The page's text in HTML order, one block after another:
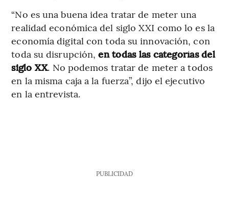
“No es una buena idea tratar de meter una
realidad económica del siglo XXI como lo es la
economía digital con toda su innovación, con
toda su disrupción,en todas las categorías del
siglo XX. No podemos tratar de meter a todos
en la misma caja a la fuerza”, dijo el ejecutivo
en la entrevista.
PUBLICIDAD